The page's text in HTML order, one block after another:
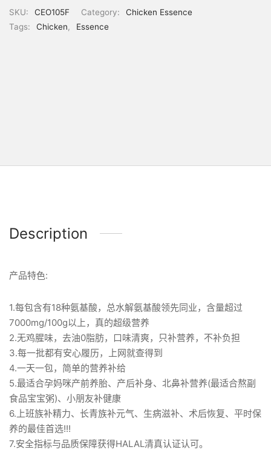
SKU: CEO105F Category:
Chicken Essence
Tags:
Chicken, Essence
Description
产品特色:
1.每包含有18种氨基酸，总水解氨基酸领先同业，含量超过
7000mg/100g以上，真的超级营养
2.无鸡腥味，去油0脂肪，口味清爽，只补营养，不补负担
3.每一批都有安心履历，上网就查得到
4.一天一包，简单的营养补给
5.最适合孕妈咪产前养胎、产后补身、北鼻补营养(最适合熬副
食品宝宝粥)、小朋友补健康
6.上班族补精力、长青族补元气、生病滋补、术后恢复、平时保
养的最佳首选!!!
7.安全指标与品质保障获得HALAL清真认证认可。